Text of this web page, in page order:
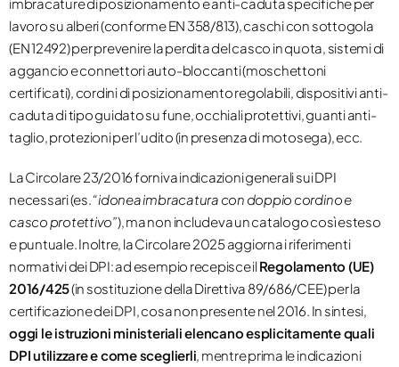
lavoro su alberi (conforme EN 358/813), caschi con sottogola
(EN 12492) per prevenire la perdita del casco in quota, sistemi di
aggancio e connettori auto-bloccanti (moschettoni
certificati), cordini di posizionamento regolabili, dispositivi anti-
caduta di tipo guidato su fune, occhiali protettivi, guanti anti-
taglio, protezioni per l’udito (in presenza di motosega), ecc.
La Circolare 23/2016 forniva indicazioni generali sui DPI
necessari (es. “idonea imbracatura con doppio cordino e
casco protettivo”), ma non includeva un catalogo così esteso
e puntuale. Inoltre, la Circolare 2025 aggiorna i riferimenti
normativi dei DPI: ad esempio recepisce ilRegolamento (UE)
2016/425(in sostituzione della Direttiva 89/686/CEE) per la
certificazione dei DPI, cosa non presente nel 2016. In sintesi,
oggi le istruzioni ministeriali elencano esplicitamente quali
DPI utilizzare e come sceglierli , mentre prima le indicazioni